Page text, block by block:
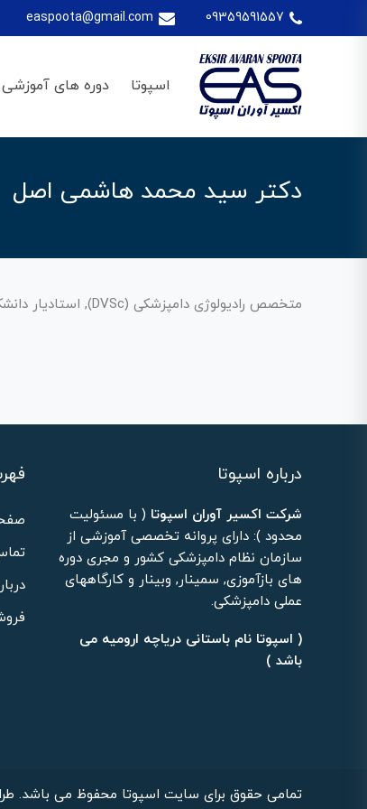
09359591557
easpoota@gmail.com
اسپوتا دوره های آموزشی
دکتر سید محمد هاشمی اصل
متخصص رادیولوژی دامپزشکی (DVSc), استادیار دانشکده دامپزشکی دانشگاه ارومیه
درباره اسپوتا
شرکت اکسیر آوران اسپوتا ( با مسئولیت
محدود ): دارای پروانه تخصصی آموزشی از
سازمان نظام دامپزشکی کشور و مجری دوره
های بازآموزی, سمینار, وبینار و کارگاههای
عملی دامپزشکی.
( اسپوتا نام باستانی دریاچه ارومیه می
باشد )
تمامی حقوق برای سایت اسپوتا محفوظ می باشد.